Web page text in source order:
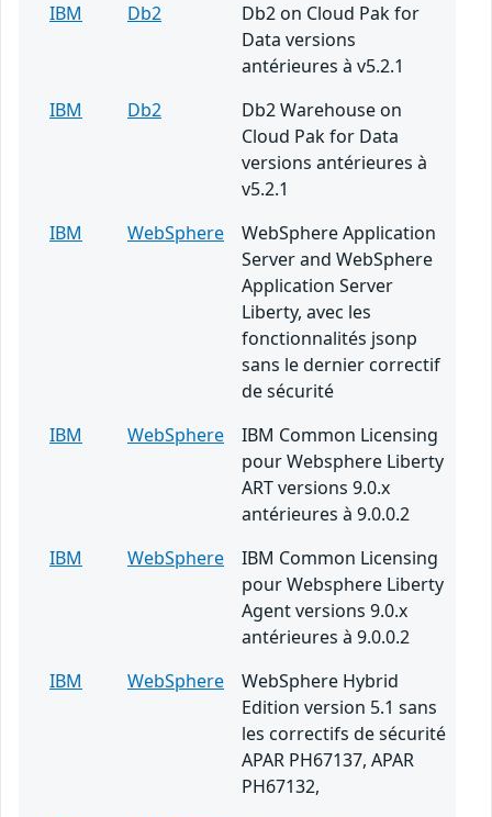
IBM
Db2
Db2 on Cloud Pak for
Data versions
antérieures à v5.2.1
IBM
Db2
Db2 Warehouse on
Cloud Pak for Data
versions antérieures à
v5.2.1
IBM
WebSphere
WebSphere Application
Server and WebSphere
Application Server
Liberty, avec les
fonctionnalités jsonp
sans le dernier correctif
de sécurité
IBM
WebSphere
IBM Common Licensing
pour Websphere Liberty
ART versions 9.0.x
antérieures à 9.0.0.2
IBM
WebSphere
IBM Common Licensing
pour Websphere Liberty
Agent versions 9.0.x
antérieures à 9.0.0.2
IBM
WebSphere
WebSphere Hybrid
Edition version 5.1 sans
les correctifs de sécurité
APAR PH67137, APAR
PH67132,